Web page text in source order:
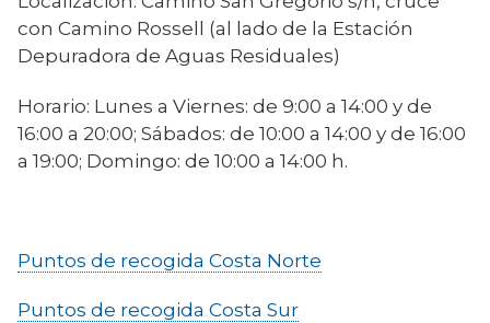
con Camino Rossell (al lado de la Estación
Depuradora de Aguas Residuales)
Horario: Lunes a Viernes: de 9:00 a 14:00 y de
16:00 a 20:00; Sábados: de 10:00 a 14:00 y de 16:00
a 19:00; Domingo: de 10:00 a 14:00 h.
Puntos de recogida Costa Norte
Puntos de recogida Costa Sur